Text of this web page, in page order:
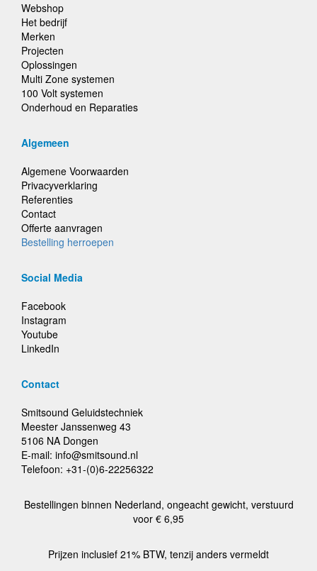
Webshop
Het bedrijf
Merken
Projecten
Oplossingen
Multi Zone systemen
100 Volt systemen
Onderhoud en Reparaties
Algemeen
Algemene Voorwaarden
Privacyverklaring
Referenties
Contact
Offerte aanvragen
Bestelling herroepen
Social Media
Facebook
Instagram
Youtube
LinkedIn
Contact
Smitsound Geluidstechniek
Meester Janssenweg 43
5106 NA Dongen
E-mail: info@smitsound.nl
Telefoon: +31-(0)6-22256322
Bestellingen binnen Nederland, ongeacht gewicht, verstuurd
voor € 6,95
Prijzen inclusief 21% BTW, tenzij anders vermeldt